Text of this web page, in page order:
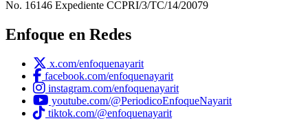
No. 16146 Expediente CCPRI/3/TC/14/20079
Enfoque en Redes
x.com/enfoquenayarit
facebook.com/enfoquenayarit
instagram.com/enfoquenayarit
youtube.com/@PeriodicoEnfoqueNayarit
tiktok.com/@enfoquenayarit